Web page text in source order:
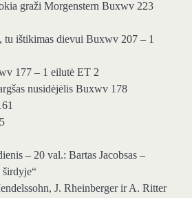
graži Morgenstern Buxwv 223
tu ištikimas dievui Buxwv 207 – 1
177 – 1 eilutė ET 2
nusidėjėlis Buxwv 178
– 20 val.: Bartas Jacobsas –
širdyje“
J. Rheinberger ir A. Ritter